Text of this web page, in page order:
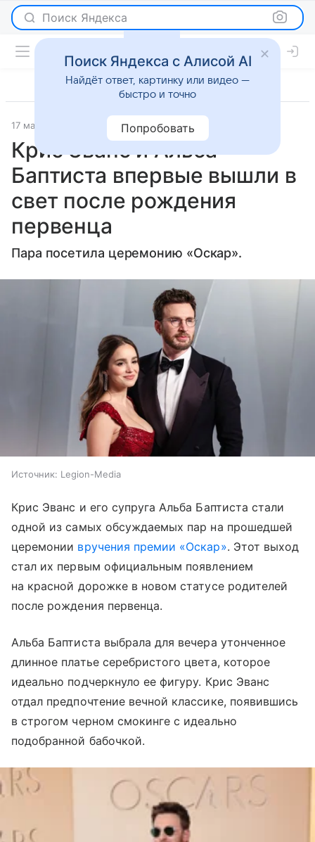
Поиск Яндекса
17 марта 2026 Журнал OK! Светская жизнь
Крис Эванс и Альба
Баптиста впервые вышли в
свет после рождения
первенца
Пара посетила церемонию «Оскар».
Источник: Legion-Media
Крис Эванс и его супруга Альба Баптиста стали
одной из самых обсуждаемых пар на прошедшей
церемонии вручения премии «Оскар». Этот выход
стал их первым официальным появлением
на красной дорожке в новом статусе родителей
после рождения первенца.
Альба Баптиста выбрала для вечера утонченное
длинное платье серебристого цвета, которое
идеально подчеркнуло ее фигуру. Крис Эванс
отдал предпочтение вечной классике, появившись
в строгом черном смокинге с идеально
подобранной бабочкой.
Поиск Яндекса с Алисой AI
Найдёт ответ, картинку или видео —
быстро и точно
Попробовать